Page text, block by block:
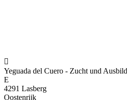

Yeguada del Cuero - Zucht und
E
4291 Lasberg
Oostenrijk